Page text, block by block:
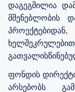
დაგეგმილია
მშენებლობის
ფონდის
არსებობს